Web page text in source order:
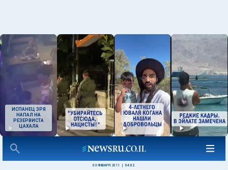
ИСПАНЕЦ ЗРЯ
НАПАЛ НА
РЕЗЕРВИСТА
ЦАХАЛА
03 ЯНВАРЯ 2011 04:02